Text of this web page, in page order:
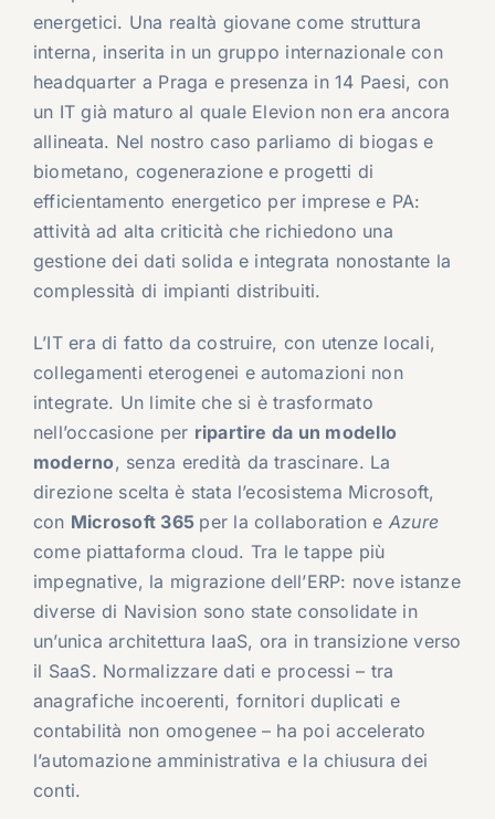
energetici. Una realtà giovane come struttura
interna, inserita in un gruppo internazionale con
headquarter a Praga e presenza in 14 Paesi, con
un IT già maturo al quale Elevion non era ancora
allineata. Nel nostro caso parliamo di biogas e
biometano, cogenerazione e progetti di
efficientamento energetico per imprese e PA:
attività ad alta criticità che richiedono una
gestione dei dati solida e integrata nonostante la
complessità di impianti distribuiti.
L’IT era di fatto da costruire, con utenze locali,
collegamenti eterogenei e automazioni non
integrate. Un limite che si è trasformato
nell’occasione per ripartire da un modello
moderno, senza eredità da trascinare. La
direzione scelta è stata l’ecosistema Microsoft,
con Microsoft 365 per la collaboration e Azure
come piattaforma cloud. Tra le tappe più
impegnative, la migrazione dell’ERP: nove istanze
diverse di Navision sono state consolidate in
un’unica architettura IaaS, ora in transizione verso
il SaaS. Normalizzare dati e processi – tra
anagrafiche incoerenti, fornitori duplicati e
contabilità non omogenee – ha poi accelerato
l’automazione amministrativa e la chiusura dei
conti.